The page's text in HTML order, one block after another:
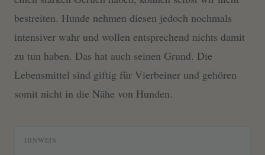
bestreiten. Hunde nehmen diesen jedoch nochmals
intensiver wahr und wollen entsprechend nichts damit
zu tun haben. Das hat auch seinen Grund. Die
Lebensmittel sind giftig für Vierbeiner und gehören
somit nicht in die Nähe von Hunden.
HINWEIS